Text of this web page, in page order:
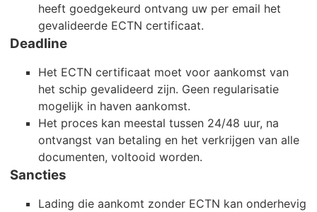
heeft goedgekeurd ontvang uw per email het
gevalideerde ECTN certificaat.
Deadline
Het ECTN certificaat moet voor aankomst van
het schip gevalideerd zijn. Geen regularisatie
mogelijk in haven aankomst.
Het proces kan meestal tussen 24/48 uur, na
ontvangst van betaling en het verkrijgen van alle
documenten, voltooid worden.
Sancties
Lading die aankomt zonder ECTN kan onderhevig